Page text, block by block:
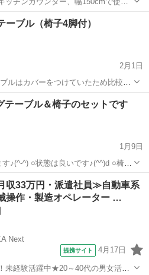
奥行き29cm - 耐荷重...
ダイニングセット
ーブル（椅子4脚付）
2月1日
ルはカバーをつけていたため比較的
き87 高さ
す 現状引き渡しになります。
ット ダイニング
テーブル＆椅子のセットです
1月9日
♪(^^)d ○椅子
イズ♪ ・約
です♪(^-^) ○よろしくお願いいたしま...
ダイニングセット ダイニング
収33万円・派遣社員≫自動車系
操作・製造オペレーター …
Next
提携サイト 4月17日
未経験活躍中★20～40代の男女活躍